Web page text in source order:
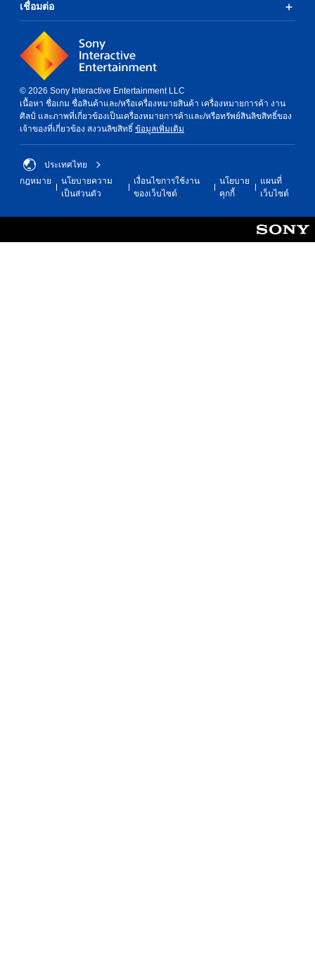
เชื่อมต่อ
© 2026 Sony Interactive Entertainment LLC
เนื้อหา ชื่อเกม ชื่อสินค้าและ/หรือเครื่องหมายสินค้า เครื่องหมายการค้า งาน
ศิลป์ และภาพที่เกี่ยวข้องเป็นเครื่องหมายการค้าและ/หรือทรัพย์สินลิขสิทธิ์ของ
เจ้าของที่เกี่ยวข้อง สงวนลิขสิทธิ์ ข้อมูลเพิ่มเติม
ประเทศไทย
กฎหมาย
นโยบายความ
เป็นส่วนตัว
เงื่อนไขการใช้งาน
ของเว็บไซต์
นโยบาย
คุกกี้
แผนที่
เว็บไซต์